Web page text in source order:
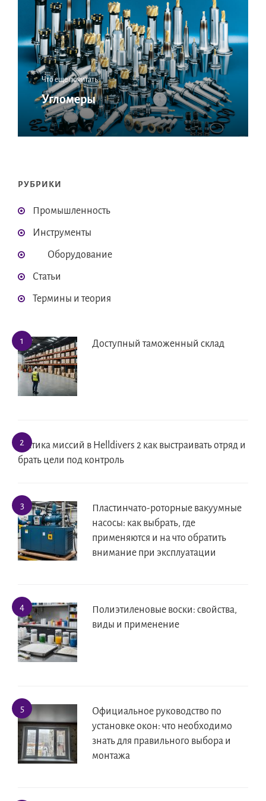
Что еще почитать:
Угломеры
РУБРИКИ
Промышленность
Инструменты
Оборудование
Статьи
Термины и теория
Доступный таможенный склад
Тактика миссий в Helldivers 2 как выстраивать отряд и
брать цели под контроль
Пластинчато-роторные вакуумные
насосы: как выбрать, где
применяются и на что обратить
внимание при эксплуатации
Полиэтиленовые воски: свойства,
виды и применение
Официальное руководство по
установке окон: что необходимо
знать для правильного выбора и
монтажа